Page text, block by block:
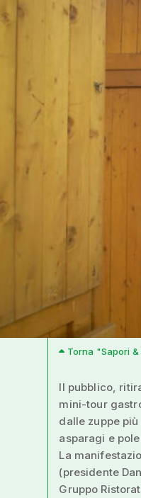
Torna "Sapori
Il pubblico,
mini-tour
dalle zuppe
asparagi e
La
(presidente
Gruppo